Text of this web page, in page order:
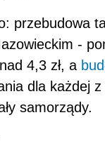
przebudowa
-
4,3 zł, a
dla każdej
samorządy.